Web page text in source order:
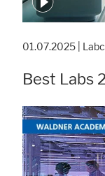
01.07.2025 |
Best Labs